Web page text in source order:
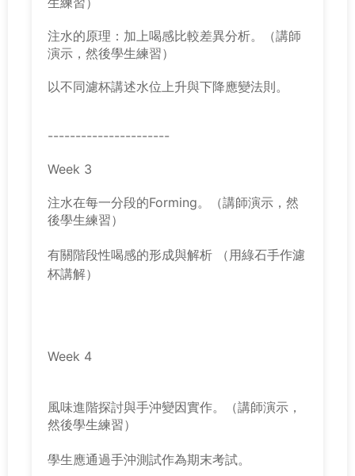
注水的原理：加上喝感比較差異分析。（講師
演示，然後學生練習）
以不同濾杯講述水位上升與下降應變法則。
----------------------
Week 3
注水在每一分段的Forming。
（講師演示，然
後學生練習）
有關階段性喝感的形成與解析 （用綠石手作濾
杯講解）
Week 4
風味進階探討與手沖變因實作。
（講師演示，
然後學生練習）
學生應通過手沖測試作為期末考試。